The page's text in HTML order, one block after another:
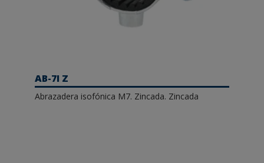
AB-7I Z
Abrazadera isofónica M7. Zincada. Zincada